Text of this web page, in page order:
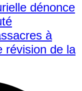
dénonce
à
révision de la